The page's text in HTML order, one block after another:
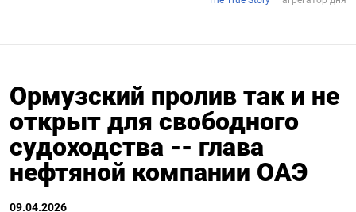
Ормузский пролив так и не
открыт для свободного
судоходства -- глава
нефтяной компании ОАЭ
09.04.2026